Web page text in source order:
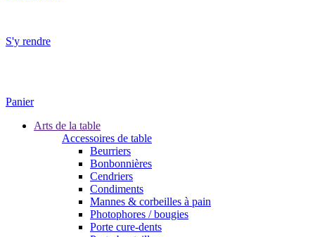
S'y rendre
Panier
Arts de la table
Accessoires de table
Beurriers
Bonbonnières
Cendriers
Condiments
Mannes & corbeilles à pain
Photophores / bougies
Porte cure-dents